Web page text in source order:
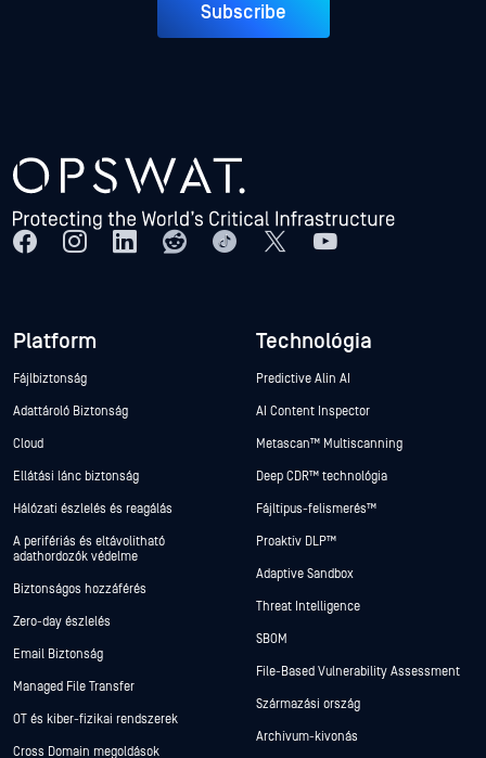
Subscribe
Platform
Fájlbiztonság
Adattároló Biztonság
Cloud
Ellátási lánc biztonság
Hálózati észlelés és reagálás
A perifériás és eltávolítható
adathordozók védelme
Biztonságos hozzáférés
Zero-day észlelés
Email Biztonság
Managed File Transfer
OT és kiber-fizikai rendszerek
Cross Domain megoldások
Technológia
Predictive Alin AI
AI Content Inspector
Metascan™ Multiscanning
Deep CDR™ technológia
Fájltípus-felismerés™
Proaktív DLP™
Adaptive Sandbox
Threat Intelligence
SBOM
File-Based Vulnerability Assessment
Származási ország
Archívum-kivonás